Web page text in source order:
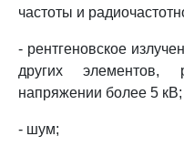
частоты и
- рентгеновское
других элементов,
напряжении более 5 кВ;
- шум;